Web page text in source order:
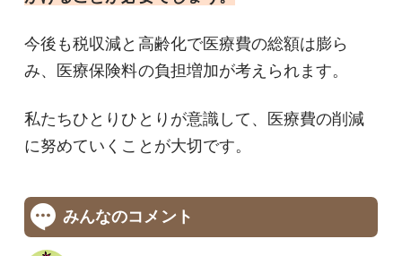
今後も税収減と高齢化で医療費の総額は膨ら
み、医療保険料の負担増加が考えられます。
私たちひとりひとりが意識して、医療費の削減
に努めていくことが大切です。
みんなのコメント